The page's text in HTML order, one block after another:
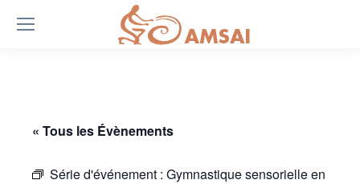
« Tous les Évènements
Série d'événement : Gymnastique sensorielle en